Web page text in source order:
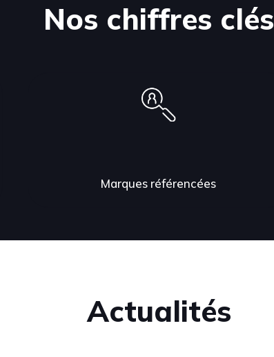
Nos chiffres clés
Marques référencées
Actualités